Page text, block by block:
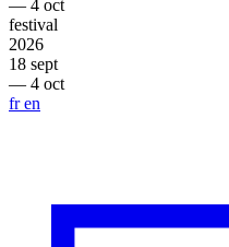
— 4 oct
festival
2026
18 sept
— 4 oct
fren